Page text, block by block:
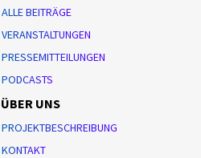
ALLE BEITRÄGE
VERANSTALTUNGEN
PRESSEMITTEILUNGEN
PODCASTS
ÜBER UNS
PROJEKTBESCHREIBUNG
KONTAKT